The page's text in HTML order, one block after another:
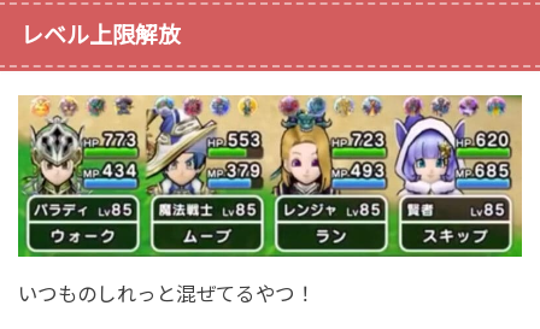
レベル上限解放
いつものしれっと混ぜてるやつ！